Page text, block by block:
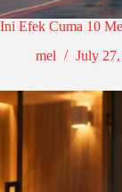
Ini Efek Cuma 10
mel
July